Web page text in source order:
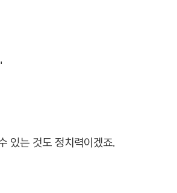
있는 것도 정치력이겠죠.